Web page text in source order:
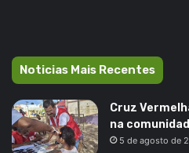
Noticias Mais Recentes
Cruz
na
5 de agosto de